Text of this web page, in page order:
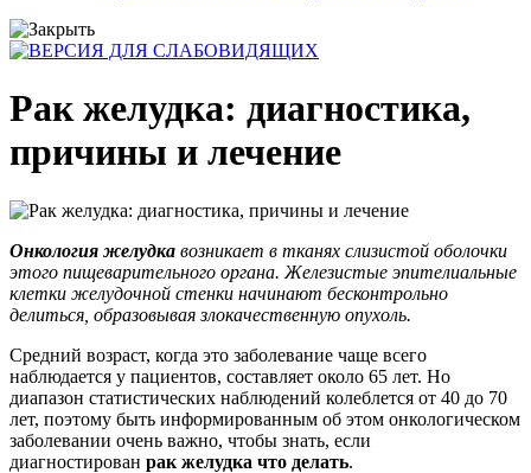
Рак желудка: диагностика,
причины и лечение
Онкология желудка возникает в тканях слизистой оболочки
этого пищеварительного органа. Железистые эпителиальные
клетки желудочной стенки начинают бесконтрольно
делиться, образовывая злокачественную опухоль.
Средний возраст, когда это заболевание чаще всего
наблюдается у пациентов, составляет около 65 лет. Но
диапазон статистических наблюдений колеблется от 40 до 70
лет, поэтому быть информированным об этом онкологическом
заболевании очень важно, чтобы знать, если
диагностирован рак желудка что делать.